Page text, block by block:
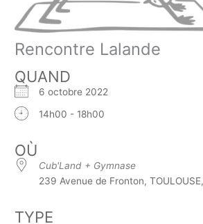
Rencontre Lalande
QUAND
6 octobre 2022
14h00 - 18h00
OÙ
Cub'Land + Gymnase
239 Avenue de Fronton,
TYPE